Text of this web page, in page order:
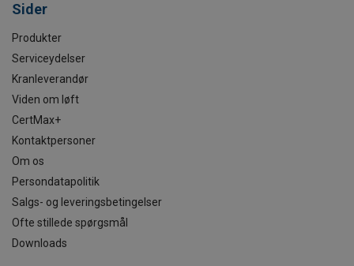
Sider
Produkter
Serviceydelser
Kranleverandør
Viden om løft
CertMax+
Kontaktpersoner
Om os
Persondatapolitik
Salgs- og leveringsbetingelser
Ofte stillede spørgsmål
Downloads